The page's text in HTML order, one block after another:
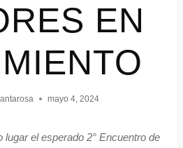
EN
mayo 4, 2024
el esperado 2° Encuentro de